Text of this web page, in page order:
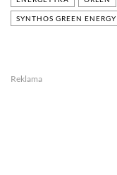
SYNTHOS GREEN ENERGY
Reklama